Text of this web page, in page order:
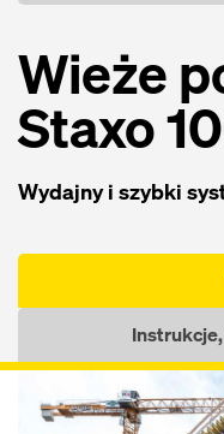
Wieże
Staxo
Wydajny i szybki